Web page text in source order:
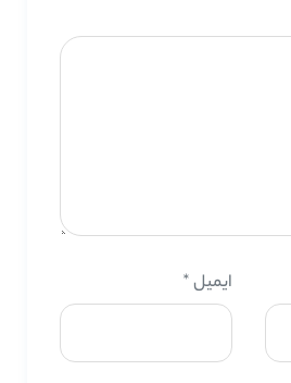
ایمیل*